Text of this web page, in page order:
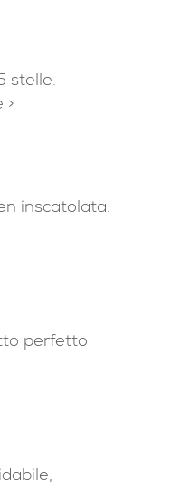
stelle.
>
inscatolata.
perfetto